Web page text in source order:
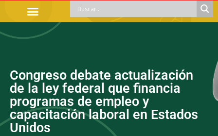
Congreso debate actualización
de la ley federal que financia
programas de empleo y
capacitación laboral en Estados
Unidos